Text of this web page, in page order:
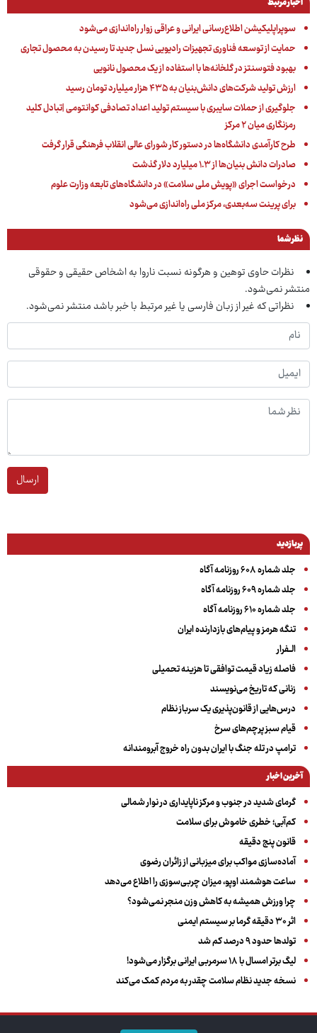
سوپراپلیکیشن اطلاع‌رسانی ایرانی و عراقی زوار راه‌اندازی می‌شود
حمایت از توسعه فناوری تجهیزات رادیویی نسل جدید تا رسیدن به محصول تجاری
بهبود فتوسنتز در گلخانه‌ها با استفاده از یک محصول نانویی
ارزش تولید شرکت‌های دانش‌بنیان به ۴۳۵ هزار میلیارد تومان رسید
جلوگیری از حملات سایبری با سیستم تولید اعداد تصادفی کوانتومی |تبادل کلید
رمزنگاری میان ۲ مرکز
طرح کارآمدی دانشگاه‌ها در دستور کار شورای عالی انقلاب فرهنگی قرار گرفت
صادرات دانش بنیان‌ها از ۱.۳ میلیارد دلار گذشت
درخواست اجرای «پویش ملی سلامت» در دانشگاه‌های تابعه وزارت علوم
برای پرینت سه‌بعدی، مرکز ملی راه‌اندازی می‌شود
نظر شما
نظرات حاوی توهین و هرگونه نسبت ناروا به اشخاص حقیقی و حقوقی
منتشر نمی‌شود.
نظراتی که غیر از زبان فارسی یا غیر مرتبط با خبر باشد منتشر نمی‌شود.
ارسال
پربازدید
جلد شماره ۶۰۸ روزنامه آگاه
جلد شماره ۶۰۹ روزنامه آگاه
جلد شماره ۶۱۰ روزنامه آگاه
تنگه هرمز و پیام‌های بازدارنده ایران
الــفرار
فاصله زیاد قیمت توافقی تا هزینه تحمیلی
زنانی که تاریخ می‌نویسند
درس‌هایی از قانون‌پذیری یک سرباز نظام
قیام سبز پرچم‌های سرخ
ترامپ در تله جنگ با ایران بدون راه خروج آبرومندانه
آخرین اخبار
گرمای شدید در جنوب و مرکز ناپایداری در نوار شمالی
کم‌آبی؛ خطری خاموش برای سلامت
قانون پنج دقیقه
آماده‌سازی مواکب برای میزبانی از زائران رضوی
ساعت هوشمند اوپو، میزان چربی‌سوزی را اطلاع می‌دهد
چرا ورزش همیشه به کاهش وزن منجر نمی‌شود؟
اثر ۳۰ دقیقه گرما بر سیستم ایمنی
تولدها حدود ۹ درصد کم شد
لیگ برتر امسال با ۱۸ سرمربی ایرانی برگزار می‌شود!
نسخه جدید نظام سلامت چقدر به مردم کمک می‌کند